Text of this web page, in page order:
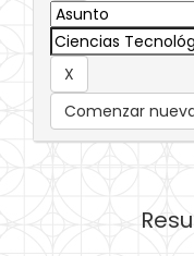
Comenzar